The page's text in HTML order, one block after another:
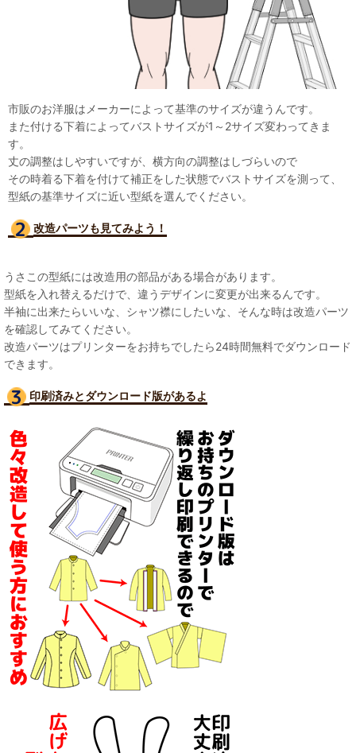
市販のお洋服はメーカーによって基準のサイズが違うんです。
また付ける下着によってバストサイズが1～2サイズ変わってきま
す。
丈の調整はしやすいですが、横方向の調整はしづらいので
その時着る下着を付けて補正をした状態でバストサイズを測って、
型紙の基準サイズに近い型紙を選んでください。
改造パーツも見てみよう！
うさこの型紙には改造用の部品がある場合があります。
型紙を入れ替えるだけで、違うデザインに変更が出来るんです。
半袖に出来たらいいな、シャツ襟にしたいな、そんな時は改造パーツ
を確認してみてください。
改造パーツはプリンターをお持ちでしたら24時間無料でダウンロード
できます。
印刷済みとダウンロード版があるよ